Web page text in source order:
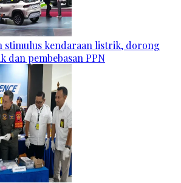
stimulus kendaraan listrik, dorong
pembebasan PPN